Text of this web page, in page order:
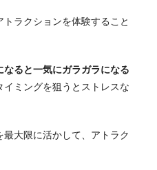
ラクションを体験すること
なると一気にガラガラになる
イミングを狙うとストレスな
大限に活かして、アトラク